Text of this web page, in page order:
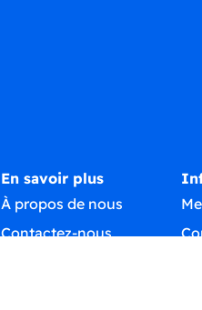
En savoir plus
À propos de nous
Contactez-nous